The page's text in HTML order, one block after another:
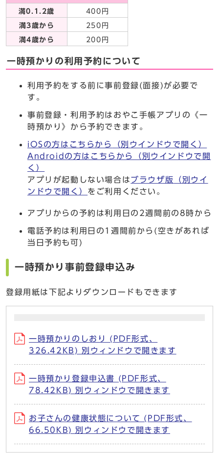
満0.1.2歳 400円
満3歳から 250円
満4歳から 200円
一時預かりの利用予約について
利用予約をする前に事前登録(面接)が必要で
す。
事前登録・利用予約はおやこ手帳アプリの《一
時預かり》から予約できます。
iOSの方はこちらから
（別ウインドウで開く）
Androidの方はこちらから
（別ウインドウで開
く）
アプリが起動しない場合はブラウザ版 （別ウイ
ンドウで開く） をご利用ください。
アプリからの予約は利用日の2週間前の8時から
電話予約は利用日の1週間前から(空きがあれば
当日予約も可)
一時預かり事前登録申込み
登録用紙は下記よりダウンロードもできます
一時預かりのしおり (PDF形式、
326.42KB) 別ウィンドウで開きます
一時預かり登録申込書 (PDF形式、
78.42KB) 別ウィンドウで開きます
お子さんの健康状態について (PDF形式、
66.50KB) 別ウィンドウで開きます